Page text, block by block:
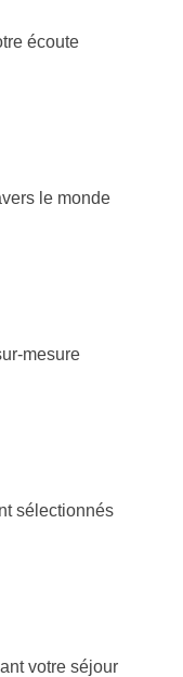
écoute
le monde
mesure
sélectionnés
votre séjour